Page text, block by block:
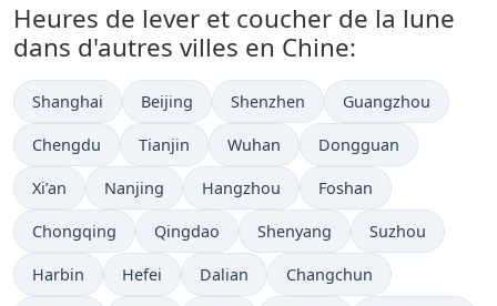
Heures de lever et coucher de la lune
dans d'autres villes en Chine:
Shanghai Beijing Shenzhen Guangzhou
Chengdu Tianjin Wuhan Dongguan
Xi’an Nanjing Hangzhou Foshan
Chongqing Qingdao Shenyang Suzhou
Harbin Hefei Dalian Changchun